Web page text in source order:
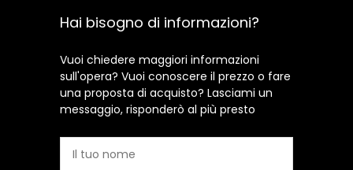
Hai bisogno di informazioni?
Vuoi chiedere maggiori informazioni
sull'opera? Vuoi conoscere il prezzo o fare
una proposta di acquisto? Lasciami un
messaggio, risponderò al più presto